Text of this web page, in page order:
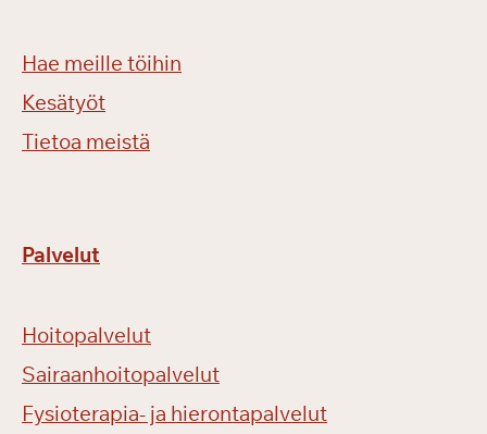
Hae meille töihin
Kesätyöt
Tietoa meistä
Palvelut
Hoitopalvelut
Sairaanhoitopalvelut
Fysioterapia- ja hierontapalvelut